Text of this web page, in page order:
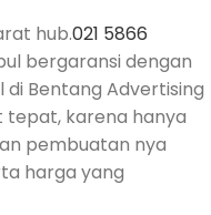
hub.021 5866
bergaransi dengan
Bentang Advertising
tepat, karena hanya
pembuatan nya
harga yang